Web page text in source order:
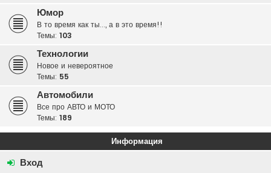
Юмор
В то время как ты..., а в это время!!
Темы: 103
Технологии
Новое и невероятное
Темы: 55
Автомобили
Все про АВТО и МОТО
Темы: 189
Информация
Вход